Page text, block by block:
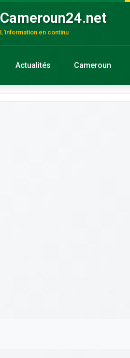
Cameroun24.net
L'information en continu
Actualités Cameroun